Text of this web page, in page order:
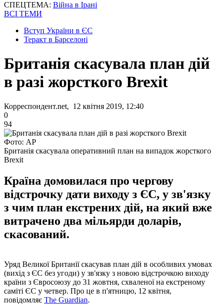
СПЕЦТЕМА: Війна в Ірані
ВСІ ТЕМИ
Вступ України в ЄС
Теракт в Барселоні
Британія скасувала план дій
в разі жорсткого Brexit
Корреспондент.net, 12 квітня 2019, 12:40
0
94
Фото: AP
Британія скасувала оперативний план на випадок жорсткого
Brexit
Країна домовилася про чергову
відстрочку дати виходу з ЄС, у зв'язку
з чим план екстрених дій, на який вже
витрачено два мільярди доларів,
скасований.
Уряд Великої Британії скасував план дій в особливих умовах
(вихід з ЄС без угоди) у зв'язку з новою відстрочкою виходу
країни з Євросоюзу до 31 жовтня, схваленої на екстреному
саміті ЄС у четвер. Про це в п'ятницю, 12 квітня,
повідомляє The Guardian.